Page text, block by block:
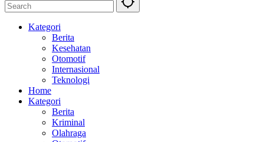
Kategori
Berita
Kesehatan
Otomotif
Internasional
Teknologi
Home
Kategori
Berita
Kriminal
Olahraga